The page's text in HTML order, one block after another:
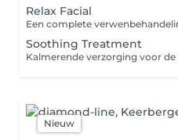
Relax Facial
Soothing Treatment
Nieuw